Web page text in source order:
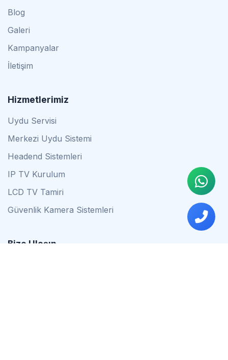
Blog
Galeri
Kampanyalar
İletişim
Hizmetlerimiz
Uydu Servisi
Merkezi Uydu Sistemi
Headend Sistemleri
IP TV Kurulum
LCD TV Tamiri
Güvenlik Kamera Sistemleri
Bize Ulaşın